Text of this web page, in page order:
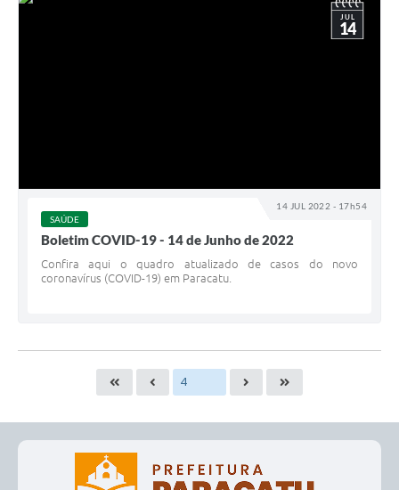
14 JUL 2022 - 17h54
JUL
14
SAÚDE
Boletim COVID-19 - 14 de Junho de 2022
Confira aqui o quadro atualizado de casos do novo
coronavírus (COVID-19) em Paracatu.